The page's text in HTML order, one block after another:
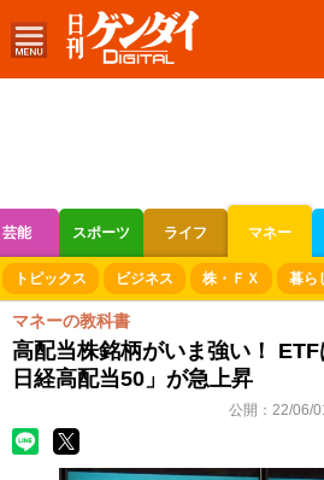
芸能 スポーツ ライフ マネー
ボートレース 競輪 オートレース
トピックス ビジネス 株・ＦＸ 暮ら
マネーの教科書
高配当株銘柄がいま強い！ ETF
日経高配当50」が急上昇
公開： 22/06/